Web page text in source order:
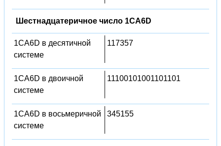
Шестнадцатеричное число 1CA6D
1CA6D в десятичной
системе
117357
1CA6D в двоичной
системе
11100101001101101
1CA6D в восьмеричной
системе
345155